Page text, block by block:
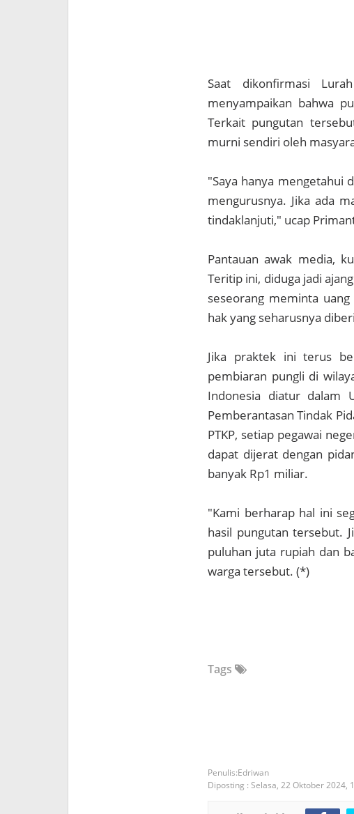
Saat dikonfirmasi
menyampaikan bahwa
Terkait pungutan
murni sendiri oleh
"Saya hanya mengetahui
mengurusnya. Jika ada
tindaklanjuti," ucap
Pantauan awak media,
Teritip ini, diduga jadi
seseorang meminta
hak yang seharusnya
Jika praktek ini terus
pembiaran pungli di
Indonesia diatur dalam
Pemberantasan Tindak
PTKP, setiap pegawai
dapat dijerat dengan
banyak Rp1 miliar.
"Kami berharap hal ini
hasil pungutan tersebut.
puluhan juta rupiah dan
warga tersebut. (*)
Tags
Edriwan
Diposting : Selasa, 22 Oktober 2024,